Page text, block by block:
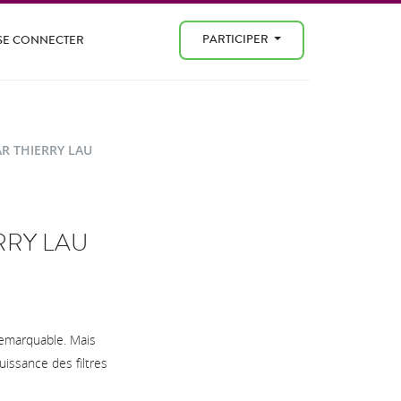
CONNECTER PARTICIPER
THIERRY LAU
LAU
Mais
des filtres